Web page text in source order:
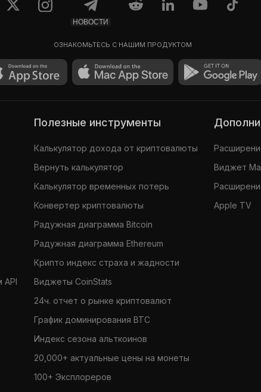
НОВОСТИ
ОЗНАКОМЬТЕСЬ С НАШИМ ПРОДУКТОМ
API
Полезные инструменты
Калькулятор дохода от криптовалюты
Вернуть калькулятор
Калькулятор временных потерь
Конвертер криптовалюты
Радужная диаграмма Bitcoin
Радужная диаграмма Ethereum
Крипто индекс страха и жадности
Виджеты CoinStats
24ч. отчет о рынке криптовалют
График доминирования BTC
Индекс сезона альткоинов
20,000+ актуальные цены на монеты
100+ Эксплореров
Виджет
Apple TV